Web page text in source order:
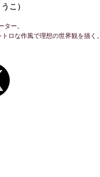
こ）
ー。
ロな作風で理想の世界観を描く。